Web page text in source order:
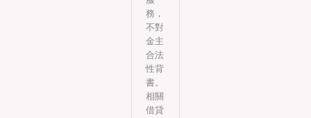
務，
不對
金主
合法
性背
書。
相關
借貸